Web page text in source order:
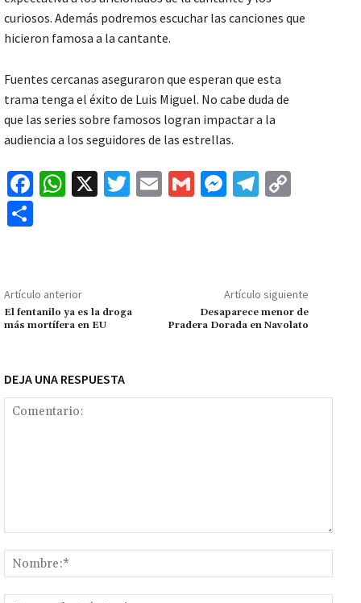
curiosos. Además podremos escuchar las canciones que
hicieron famosa a la cantante.
Fuentes cercanas aseguraron que esperan que esta
trama tenga el éxito de Luis Miguel. No cabe duda de
que las series sobre famosos logran impactar a la
audiencia a los seguidores de las estrellas.
Fa
o
k
W
p
p
X
T
E
G
M
ge
r
Te
m Li
n
k
p
ar
Artículo anterior
El fentanilo ya es la droga
más mortífera en EU
Artículo siguiente
Desaparece menor de
Pradera Dorada en Navolato
DEJA UNA RESPUESTA